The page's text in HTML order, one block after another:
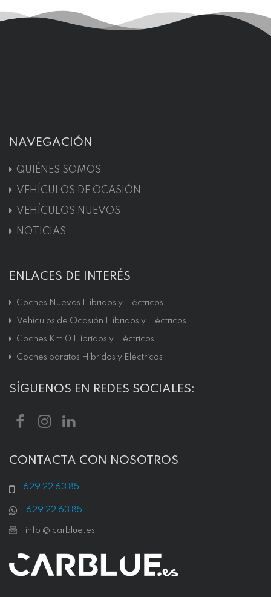
NAVEGACIÓN
QUIÉNES SOMOS
VEHÍCULOS DE OCASIÓN
VEHÍCULOS NUEVOS
NOTICIAS
ENLACES DE INTERÉS
Coches Nuevos Híbridos y Eléctricos
Vehículos de Ocasión Híbridos y Eléctricos
Coches Km 0 Híbridos y Eléctricos
Coches baratos Híbridos y Eléctricos
SÍGUENOS EN REDES SOCIALES:
CONTACTA CON NOSOTROS
629 22 63 85
629 22 63 85
info @ carblue.es